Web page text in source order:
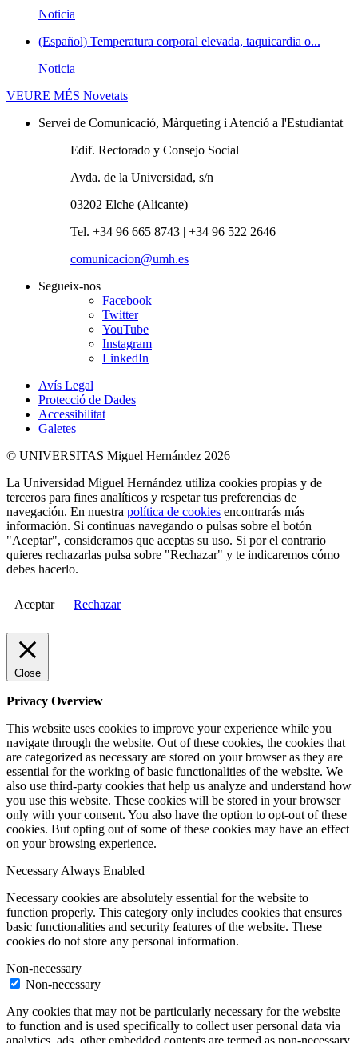
Noticia
(Español) Temperatura corporal elevada, taquicardia o...
Noticia
VEURE MÉS Novetats
Servei de Comunicació, Màrqueting i Atenció a l'Estudiantat
Edif. Rectorado y Consejo Social
Avda. de la Universidad, s/n
03202 Elche (Alicante)
Tel. +34 96 665 8743 | +34 96 522 2646
comunicacion@umh.es
Segueix-nos
Facebook
Twitter
YouTube
Instagram
LinkedIn
Avís Legal
Protecció de Dades
Accessibilitat
Galetes
© UNIVERSITAS Miguel Hernández 2026
La Universidad Miguel Hernández utiliza cookies propias y de
terceros para fines analíticos y respetar tus preferencias de
navegación. En nuestra política de cookies encontrarás más
información. Si continuas navegando o pulsas sobre el botón
"Aceptar", consideramos que aceptas su uso. Si por el contrario
quieres rechazarlas pulsa sobre "Rechazar" y te indicaremos cómo
debes hacerlo.
Aceptar Rechazar
Close
Privacy Overview
This website uses cookies to improve your experience while you
navigate through the website. Out of these cookies, the cookies that
are categorized as necessary are stored on your browser as they are
essential for the working of basic functionalities of the website. We
also use third-party cookies that help us analyze and understand how
you use this website. These cookies will be stored in your browser
only with your consent. You also have the option to opt-out of these
cookies. But opting out of some of these cookies may have an effect
on your browsing experience.
NecessaryAlways Enabled
Necessary cookies are absolutely essential for the website to
function properly. This category only includes cookies that ensures
basic functionalities and security features of the website. These
cookies do not store any personal information.
Non-necessary
Non-necessary
Any cookies that may not be particularly necessary for the website
to function and is used specifically to collect user personal data via